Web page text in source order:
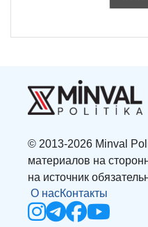
© 2013-2026 Minval
материалов на
на источник
О насКонтакты